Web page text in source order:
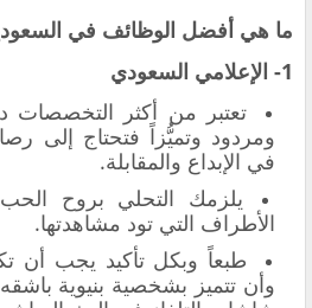
ما هي أفضل الوظائف في
1- الإعلامي السعودي
تعتبر من أكثر التخصصات
ومردود وتميُّزاً فتحتاج إلى
في الإبداع والمقابلة.
يلزمك التحلي بروح
الأطراف التي تود مشاهدتها.
طبعاً وبكل تأكيد يجب أن
وأن تتميز بشخصية بنيوية